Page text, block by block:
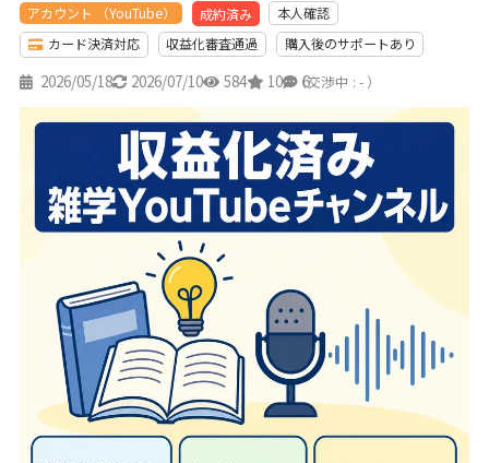
アカウント （YouTube） 成約済み
本人確認
カード決済対応
収益化審査通過 購入後のサポートあり
2026/05/18 2026/07/10 584 10 6
（交渉中 : - ）